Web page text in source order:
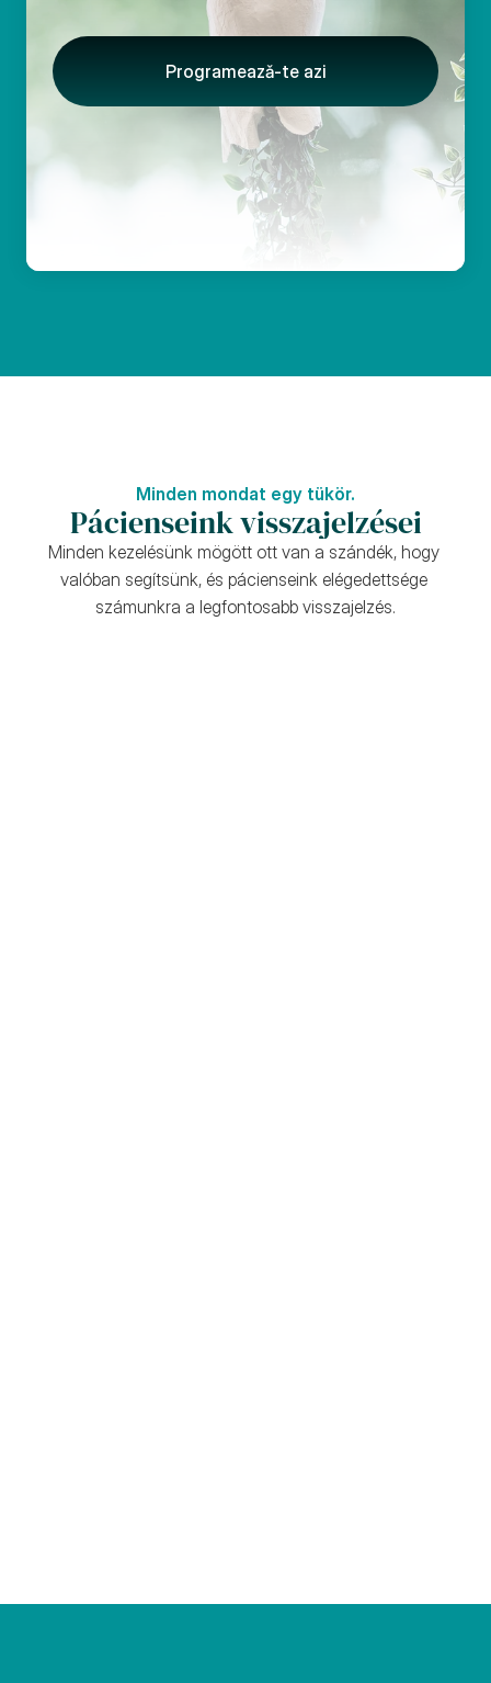
Programeazǎ-te azi
Minden mondat egy tükör.
Pácienseink visszajelzései
Minden kezelésünk mögött ott van a szándék, hogy
valóban segítsünk, és pácienseink elégedettsége
számunkra a legfontosabb visszajelzés.